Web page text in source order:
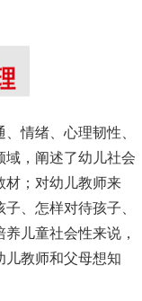
情绪、心理韧性、
域，阐述了幼儿社会
材；对幼儿教师来
、怎样对待孩子、
儿童社会性来说，
儿教师和父母想知